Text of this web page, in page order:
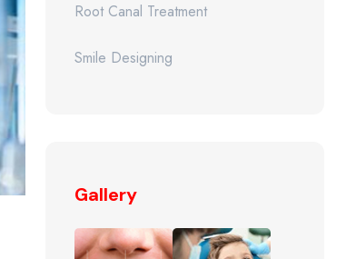
Root Canal Treatment
Smile Designing
Gallery